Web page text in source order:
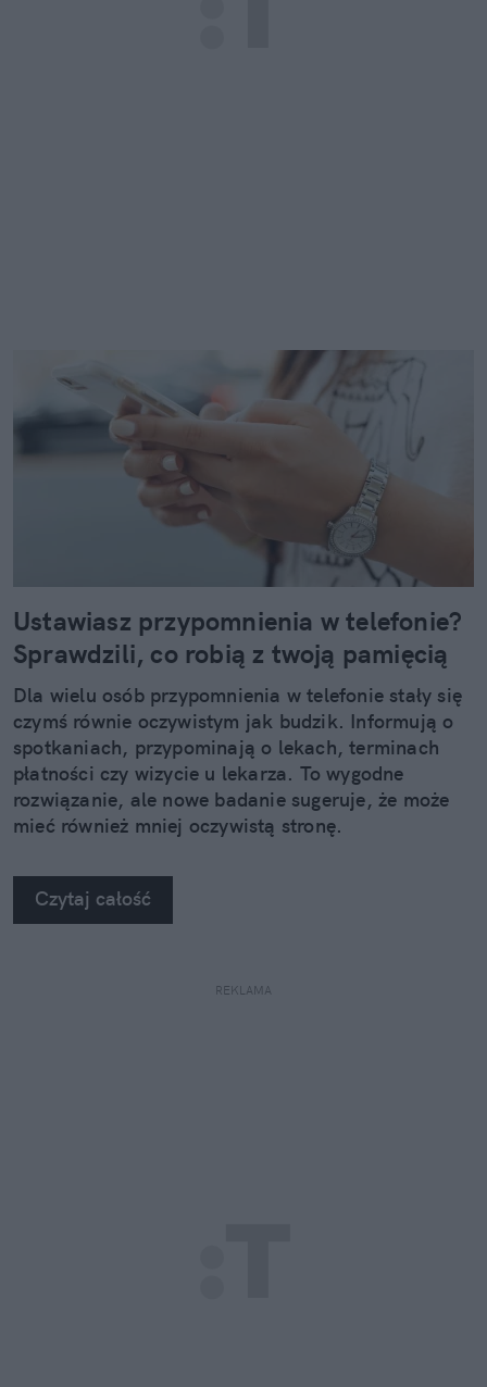
Ustawiasz przypomnienia w telefonie?
Sprawdzili, co robią z twoją pamięcią
Dla wielu osób przypomnienia w telefonie stały się
czymś równie oczywistym jak budzik. Informują o
spotkaniach, przypominają o lekach, terminach
płatności czy wizycie u lekarza. To wygodne
rozwiązanie, ale nowe badanie sugeruje, że może
mieć również mniej oczywistą stronę.
Czytaj całość
REKLAMA